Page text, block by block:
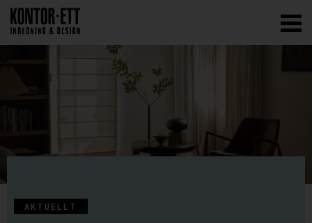
AKTUELLT